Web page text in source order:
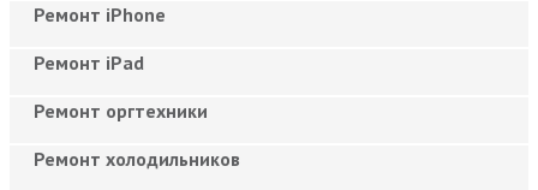
Ремонт iPhone
Ремонт iPad
Ремонт оргтехники
Ремонт холодильников